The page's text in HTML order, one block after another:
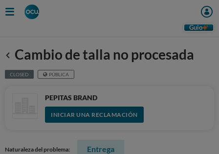
Guio
Anterior
Cambio de talla no procesada
CLOSED PÚBLICA
PEPITAS BRAND
INICIAR UNA RECLAMACIÓN
Naturaleza del problema: Entrega